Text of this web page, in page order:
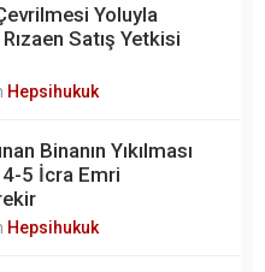
Yoluyla
Satış Yetkisi
Hepsihukuk
Binanın Yıkılması
5 İcra Emri
Hepsihukuk